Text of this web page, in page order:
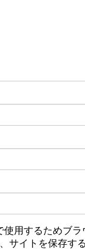
使用するためブラ
サイトを保存する